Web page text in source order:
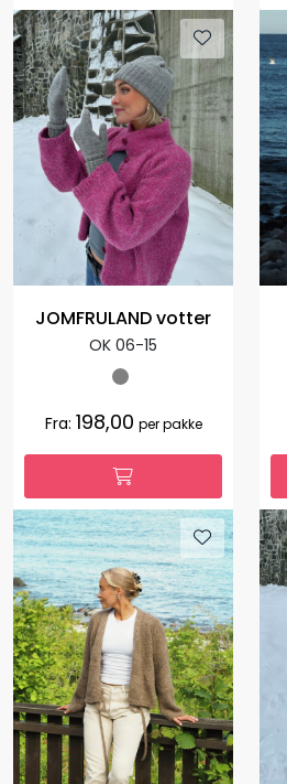
JOMFRULAND votter
OK 06-15
Fra: 198,00 per pakke